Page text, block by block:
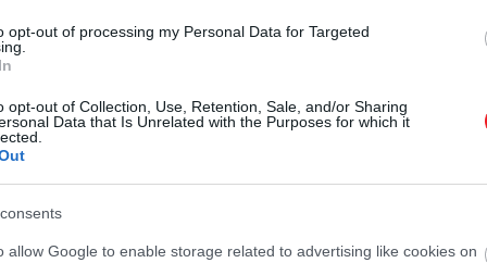
opt-out of processing my Personal Data for Targeted
opt-out of Collection, Use, Retention, Sale, and/or Sharing
Data that Is Unrelated with the Purposes for which it
allow Google to enable storage related to advertising like cookies on